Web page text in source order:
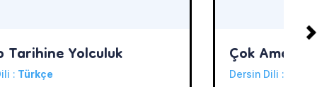
Tarihine Yolculuk
: Türkçe
Çok Amaçlı
Dersin Dili :